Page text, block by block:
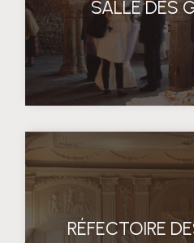
SALLE DES
RÉFECTOIRE